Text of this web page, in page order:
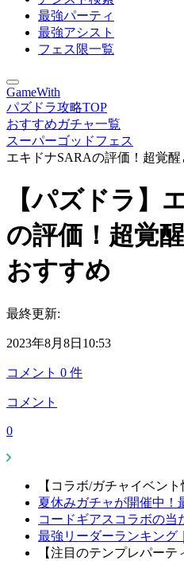
最強パーティ
最強アシスト
フェス限一覧
GameWith
パズドラ攻略TOP
おすすめガチャ一覧
スーパーゴッドフェス
エキドナSARAの評価！超覚
【パズドラ】
の評価！超覚
おすすめ
最終更新:
2023年8月8日10:53
コメント 0 件
コメント
0
【コラボ/ガチャイベント
夏休みガチャが開催中！
コードギアスコラボの当
最強リーダーランキング
【注目のテンプレパーテ